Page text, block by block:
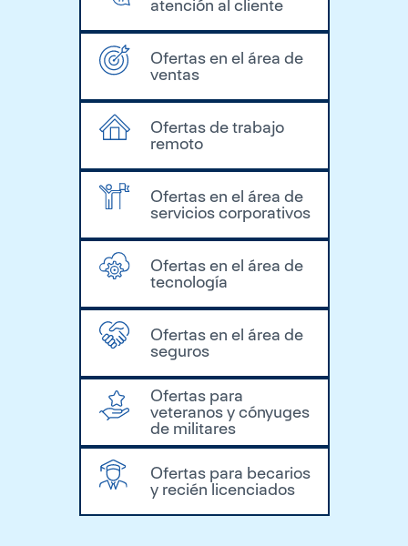
atención al cliente
Ofertas en el área de
ventas
Ofertas de trabajo
remoto
Ofertas en el área de
servicios corporativos
Ofertas en el área de
tecnología
Ofertas en el área de
seguros
Ofertas para
veteranos y cónyuges
de militares
Ofertas para becarios
y recién licenciados